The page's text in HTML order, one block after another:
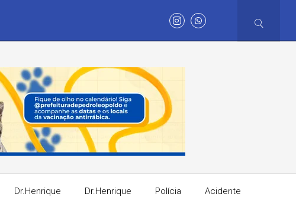
Dr.Henrique Dr.Henrique Polícia Acidente